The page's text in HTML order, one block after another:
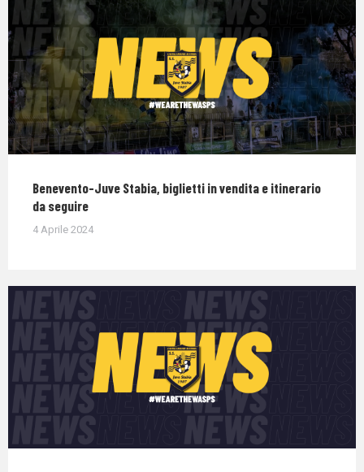
Benevento-Juve Stabia, biglietti in vendita e itinerario
da seguire
4 Aprile 2024